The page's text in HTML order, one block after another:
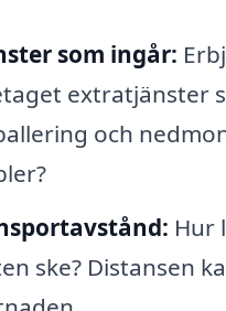
som ingår:
extratjänster
och
Hur
ske? Distansen